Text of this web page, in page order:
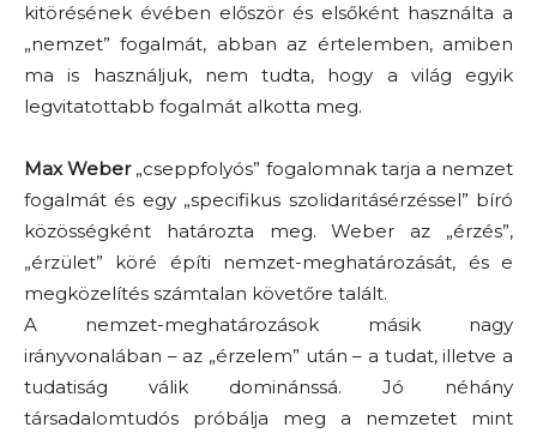
kitörésének évében először és elsőként használta a
„nemzet” fogalmát, abban az értelemben, amiben
ma is használjuk, nem tudta, hogy a világ egyik
legvitatottabb fogalmát alkotta meg.
Max Weber„cseppfolyós” fogalomnak tarja a nemzet
fogalmát és egy „specifikus szolidaritásérzéssel” bíró
közösségként határozta meg. Weber az „érzés”,
„érzület” köré építi nemzet-meghatározását, és e
megközelítés számtalan követőre talált.
A nemzet-meghatározások másik nagy
irányvonalában – az „érzelem” után – a tudat, illetve a
tudatiság válik dominánssá. Jó néhány
társadalomtudós próbálja meg a nemzetet mint